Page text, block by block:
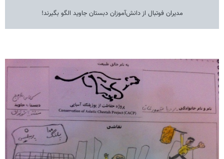
مدیران فوتبال از دانش‌آموزان دبستان جاوید الگو بگیرند!